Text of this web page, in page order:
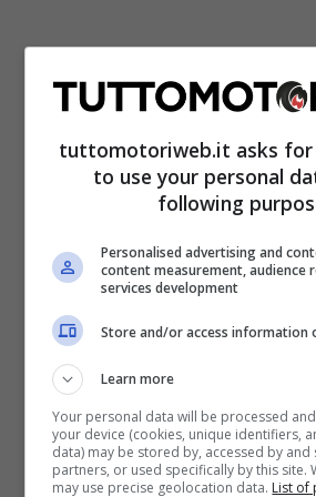
Dietro al nativo di Cervera,
Barcellona gioca in casa,
Lecuona, mentre in chiusura
ufficiale di
fortemente candidato ad un
Ducati per il 2024 con il
c’è da dire che non farebbe
tuttomotoriweb.it asks for
to use your personal
following
Personalised advertising and
content measurement, audience
services development
Store and/or access information
Learn more
Your personal data will be processed
your device (cookies, unique identifiers,
data) may be stored by, accessed by and
partners, or used specifically by this site.
may use precise geolocation data. List of